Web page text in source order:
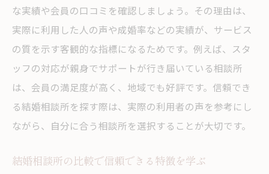
な実績や会員の口コミを確認しましょう。その理由は、
実際に利用した人の声や成婚率などの実績が、サービス
の質を示す客観的な指標になるためです。例えば、スタ
ッフの対応が親身でサポートが行き届いている相談所
は、会員の満足度が高く、地域でも好評です。信頼でき
る結婚相談所を探す際は、実際の利用者の声を参考にし
ながら、自分に合う相談所を選択することが大切です。
結婚相談所の比較で信頼できる特徴を学ぶ